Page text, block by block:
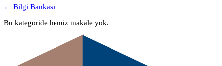
← Bilgi Bankası
Bu kategoride henüz makale yok.